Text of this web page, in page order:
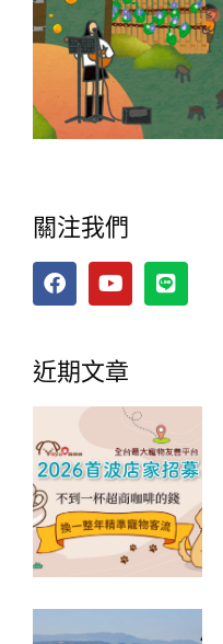
關注我們
近期文章